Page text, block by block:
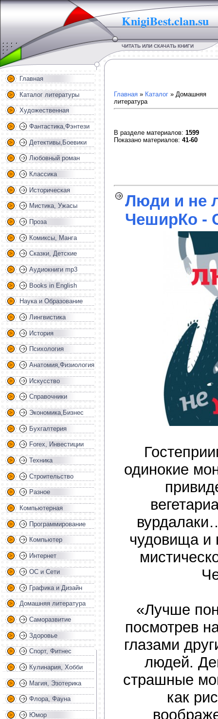
KnigiBest.clan.su
ЧИТАТЬ ИЛИ СКАЧАТЬ КНИГИ
Главная
Каталог литературы
Художественная
Фантастика,Фэнтези
Детективы,Боевики
Любовный роман
Классика
Историческая
Мистика, Ужасы
Проза
Комиксы, Манга
Сказки, Детские
Аудиокниги mp3
Books in English
Наука и Образование
Лингвистика
История
Психология
Анатомия,Физиология
Искусство
Справочники
Экономика,Бизнес
Бухгалтерия
Forex, Инвестиции
Техника
Строительство
Разное
Компьютерная
Программирование
Компьютер
Интернет
ОС и Сети
Графика и Дизайн
Домашняя литература
Саморазвитие
Здоровье
Спорт, Фитнес
Кулинария, Хобби
Магия, Эзотерика
Флора, Фауна
Юмор
Главная » Каталог » Домашняя
литература
В разделе материалов: 1599
Показано материалов: 41-60
Люди и не
ЧеширКо -
одинокие
чудовища и
«Лучше
посмотрев
глазами
людей.
страшные
как